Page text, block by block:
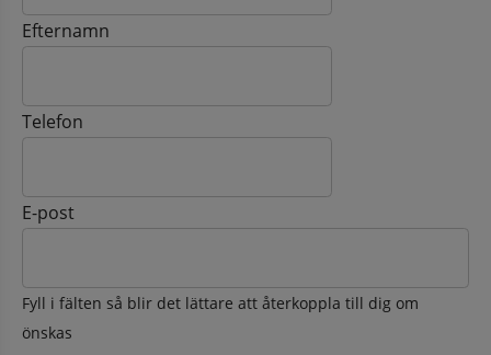
Efternamn
Telefon
E-post
Fyll i fälten så blir det lättare att återkoppla till dig om
önskas